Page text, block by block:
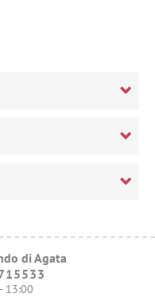
di Agata
13:00